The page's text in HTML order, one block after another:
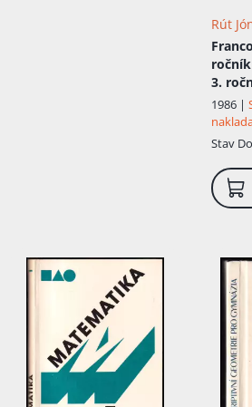
Rút
3.
1986 |
Stav